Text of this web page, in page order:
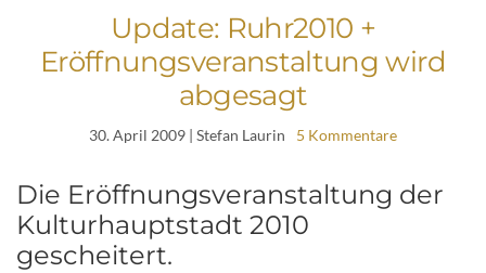
Update: Ruhr2010 +
Eröffnungsveranstaltung wird
abgesagt
30. April 2009 | Stefan Laurin 5 Kommentare
Die Eröffnungsveranstaltung der
Kulturhauptstadt 2010
gescheitert.